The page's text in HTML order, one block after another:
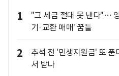
1
"그 세금 절대 못 낸다"…
기·교환 매매' 꿈틀
2
추석 전 '민생지원금' 또
서 받나